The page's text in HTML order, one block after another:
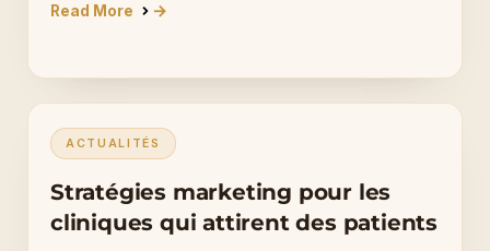
Read More
ACTUALITÉS
Stratégies marketing pour les
cliniques qui attirent des patients